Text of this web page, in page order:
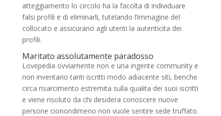
atteggiamento lo circolo ha la facolta di individuare
falsi profili e di eliminarli, tutelando l’immagine del
collocato e assicurano agli utenti la autenticita dei
profili.
Maritato assolutamente paradosso
Lovepedia ovviamente non e una ingente community e
non inventario tanti iscritti modo adiacente siti, benche
circa risarcimento estremita sulla qualita dei suoi iscritti
e viene risoluto da chi desidera conoscere nuove
persone cionondimeno non vuole sentire sede truffato.